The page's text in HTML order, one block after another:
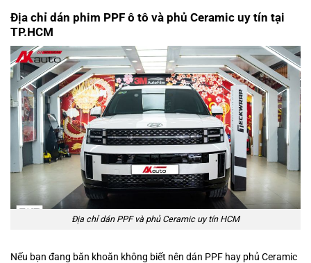
Địa chỉ dán phim PPF ô tô và phủ Ceramic uy tín tại
TP.HCM
Địa chỉ dán PPF và phủ Ceramic uy tín HCM
Nếu bạn đang băn khoăn không biết nên dán PPF hay phủ Ceramic